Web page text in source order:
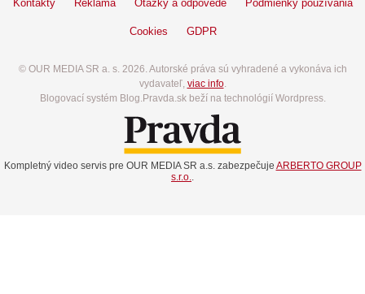
Kontakty Reklama Otázky a odpovede Podmienky používania
Cookies GDPR
© OUR MEDIA SR a. s. 2026. Autorské práva sú vyhradené a vykonáva ich
vydavateľ, viac info.
Blogovací systém Blog.Pravda.sk beží na technológií Wordpress.
Kompletný video servis pre OUR MEDIA SR a.s. zabezpečuje ARBERTO GROUP
s.r.o.